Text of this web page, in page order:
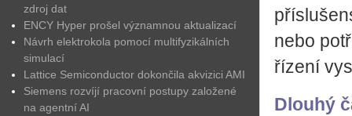
zdroj dat
ENCY Hyper prošel významnou aktualizací
Návrh elektrokola pomocí multifyzikálních
simulací
Lattice Semiconductor dokončila akvizici AMI
Siemens rozvíjí pracovní postupy založené
na agentní AI
nebo
řízení
Dlouhý